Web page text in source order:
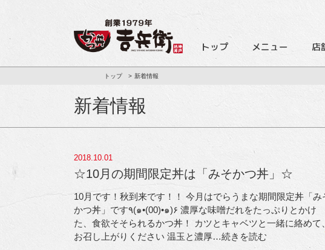
トップ メニュー 店
トップ 新着情報
新着情報
2018.10.01
☆10月の期間限定丼は「みそかつ丼」☆
10月です！秋到来です！！ 今月はでらうまな期間限定丼「み
かつ丼」です٩(๑•(00)•๑)۶ 濃厚な味噌だれをたっぷりとかけ
た、食欲そそられるかつ丼！ カツとキャベツと一緒に絡めて、
お召し上がりください 温玉と濃厚…続きを読む